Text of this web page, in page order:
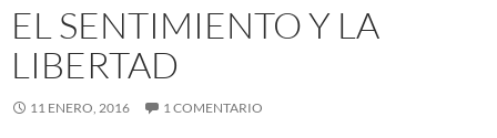
EL SENTIMIENTO Y LA
LIBERTAD
11 ENERO, 2016 1 COMENTARIO